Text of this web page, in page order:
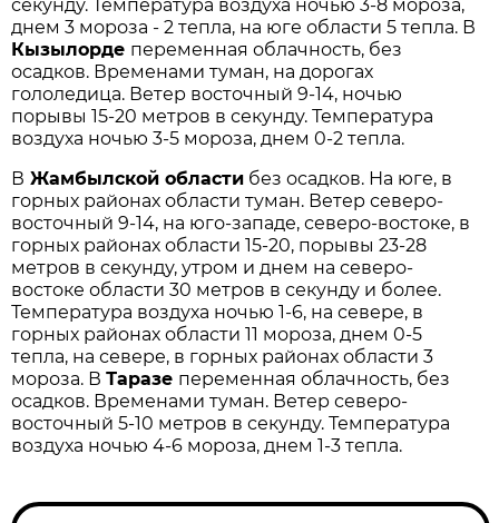
секунду. Температура воздуха ночью 3-8 мороза,
днем 3 мороза - 2 тепла, на юге области 5 тепла. В
Кызылорде переменная облачность, без
осадков. Временами туман, на дорогах
гололедица. Ветер восточный 9-14, ночью
порывы 15-20 метров в секунду. Температура
воздуха ночью 3-5 мороза, днем 0-2 тепла.
В Жамбылской области без осадков. На юге, в
горных районах области туман. Ветер северо-
восточный 9-14, на юго-западе, северо-востоке, в
горных районах области 15-20, порывы 23-28
метров в секунду, утром и днем на северо-
востоке области 30 метров в секунду и более.
Температура воздуха ночью 1-6, на севере, в
горных районах области 11 мороза, днем 0-5
тепла, на севере, в горных районах области 3
мороза. ВТаразе переменная облачность, без
осадков. Временами туман. Ветер северо-
восточный 5-10 метров в секунду. Температура
воздуха ночью 4-6 мороза, днем 1-3 тепла.